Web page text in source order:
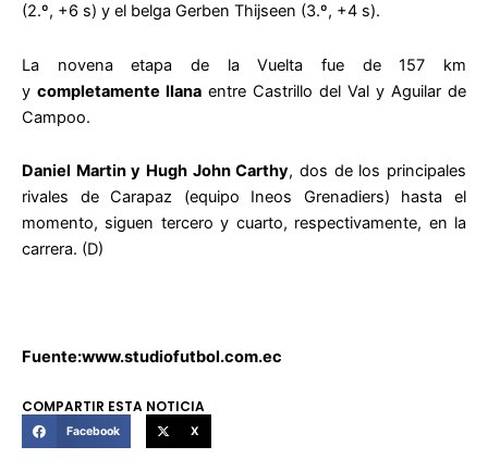
(2.º, +6 s) y el belga Gerben Thijseen (3.º, +4 s).
La novena etapa de la Vuelta fue de 157 km
y completamente llana entre Castrillo del Val y Aguilar de
Campoo.
Daniel Martin y Hugh John Carthy, dos de los principales
rivales de Carapaz (equipo Ineos Grenadiers) hasta el
momento, siguen tercero y cuarto, respectivamente, en la
carrera. (D)
Fuente:www.studiofutbol.com.ec
COMPARTIR ESTA NOTICIA
Facebook X